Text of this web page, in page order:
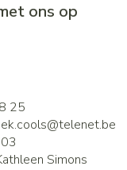
ons op
25
telenet.be
Simons